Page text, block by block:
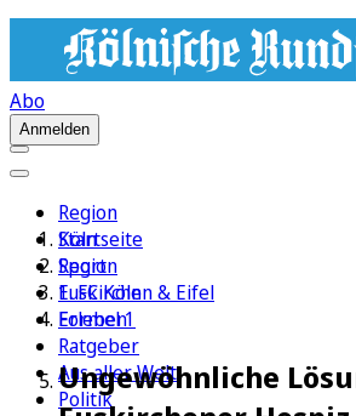
Abo
Anmelden
Region
Köln
Sport
1. FC Köln
Erleben
Ratgeber
Aus aller Welt
Politik
Startseite
Region
Euskirchen & Eifel
Formel 1
Ungewöhnliche